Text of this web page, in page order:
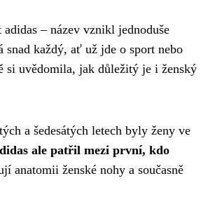
– název vznikl jednoduše
snad každý, ať už jde o sport nebo
si uvědomila, jak důležitý je i ženský
a šedesátých letech byly ženy ve
ale patřil mezi první, kdo
anatomii ženské nohy a současně